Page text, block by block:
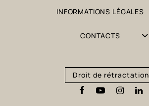
INFORMATIONS LÉGALES
CONTACTS
Droit de rétractation